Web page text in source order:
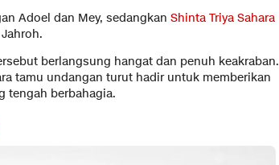
Adoel dan Mey, sedangkan Shinta Triya Sahara
berlangsung hangat dan penuh keakraban.
tamu undangan turut hadir untuk memberikan
tengah berbahagia.